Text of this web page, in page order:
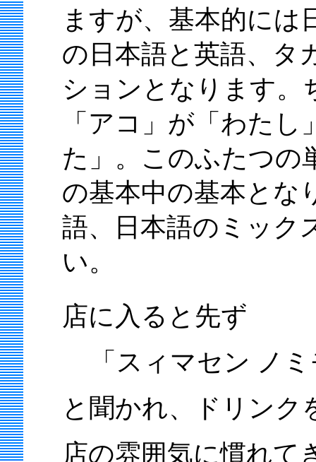
ますが、基本的には
の日本語と英語、タ
ションとなります。
「アコ」が「わた
た」。このふたつの
の基本中の基本とな
語、日本語のミック
い。
店に入ると先ず
「スィマセン ノ
と聞かれ、ドリンク
店の雰囲気に慣れて